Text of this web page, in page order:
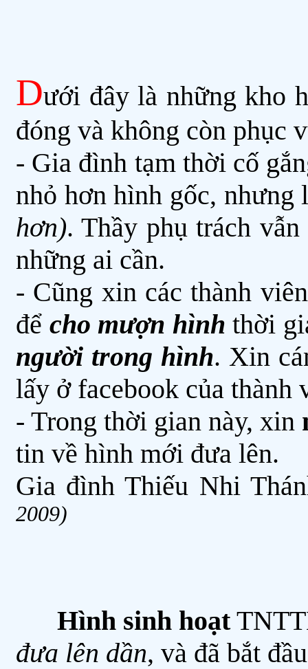
Dưới đây là những kho
đóng và không còn phục
- Gia đình tạm thời cố
nhỏ hơn hình gốc,
hơn). Thầy phụ trách
những ai cần.
- Cũng xin các thành
để cho mượn hình thời
người trong hình. Xin
lấy ở facebook của thành
- Trong thời gian này, xin
tin về hình mới đưa lên.
Gia đình Thiếu Nhi
2009)
Hình sinh hoạt
đưa lên dần, và đã bắt